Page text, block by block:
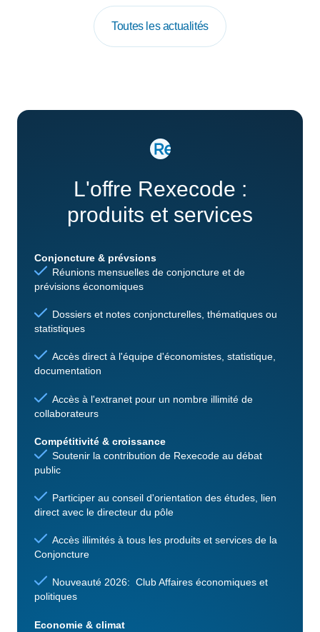
Toutes les actualités
L'offre Rexecode :
produits et services
Conjoncture & prévsions
Réunions mensuelles de conjoncture et de
prévisions économiques
Dossiers et notes conjoncturelles, thématiques ou
statistiques
Accès direct à l'équipe d'économistes, statistique,
documentation
Accès à l'extranet pour un nombre illimité de
collaborateurs
Compétitivité & croissance
Soutenir la contribution de Rexecode au débat
public
Participer au conseil d'orientation des études, lien
direct avec le directeur du pôle
Accès illimités à tous les produits et services de la
Conjoncture
Nouveauté 2026: Club Affaires économiques et
politiques
Economie & climat